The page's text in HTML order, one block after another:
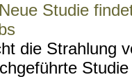
Studie
die Strahlung